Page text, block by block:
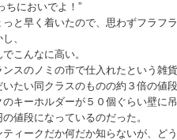
ちにおいでよ！”
っと早く着いたので、思わずフラフ
、
でこんなに高い。
ンスのノミの市で仕入れたという雑
いたい同クラスのものの約３倍の値
のキーホルダーが５０個ぐらい壁に
の値段になっているのだった。
ティークだか何だか知らないが、ど